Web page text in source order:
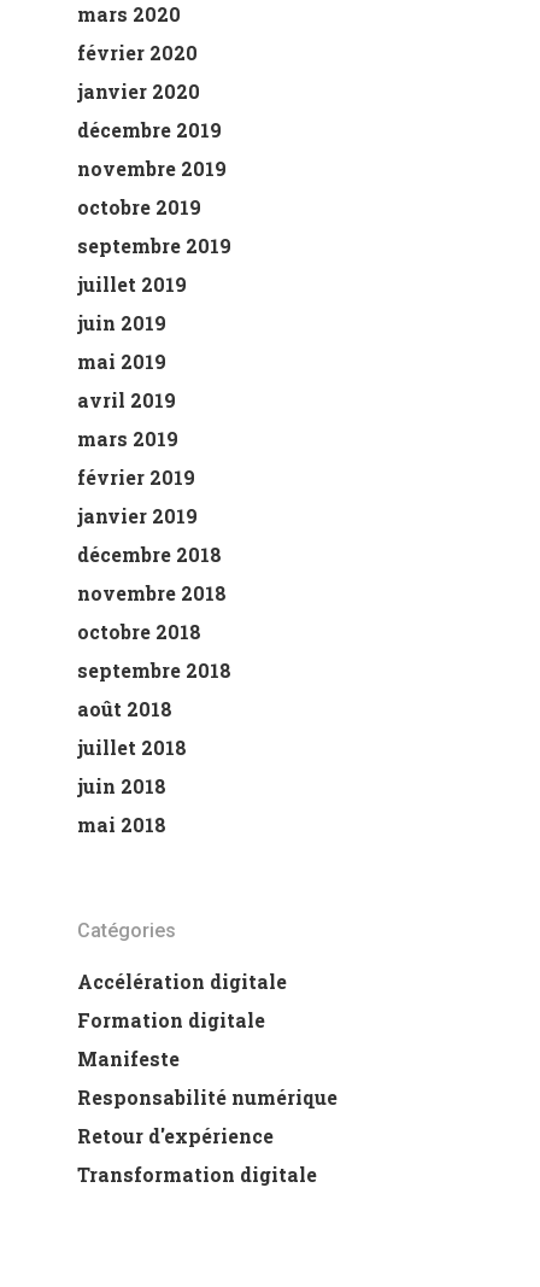
mars 2020
février 2020
janvier 2020
décembre 2019
novembre 2019
octobre 2019
septembre 2019
juillet 2019
juin 2019
mai 2019
avril 2019
mars 2019
février 2019
janvier 2019
décembre 2018
novembre 2018
octobre 2018
septembre 2018
août 2018
juillet 2018
juin 2018
mai 2018
Catégories
Accélération digitale
Formation digitale
Manifeste
Responsabilité numérique
Retour d'expérience
Transformation digitale